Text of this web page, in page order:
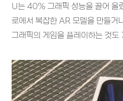
U는 40% 그래픽 성능을 끌어 올
로에서 복잡한 AR 모델을 만들거
그래픽의 게임을 플레이하는 것도